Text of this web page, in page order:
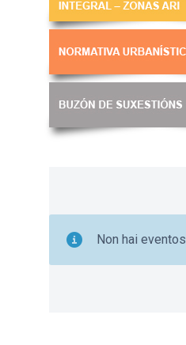
Non hai eventos